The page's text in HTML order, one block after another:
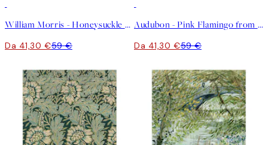
William Morris - Honeysuckle Stampa su Tela
Da 41,30 €59 €
Audubon - Pink Flamingo from Birds of America Stampa su Tela
Da 41,30 €59 €